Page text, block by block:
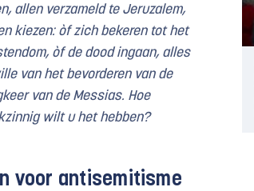
allen verzameld te Jeruzalem,
kiezen: òf zich bekeren tot het
òf de dood ingaan, alles
van het bevorderen van de
van de Messias. Hoe
wilt u het hebben?
voor antisemitisme